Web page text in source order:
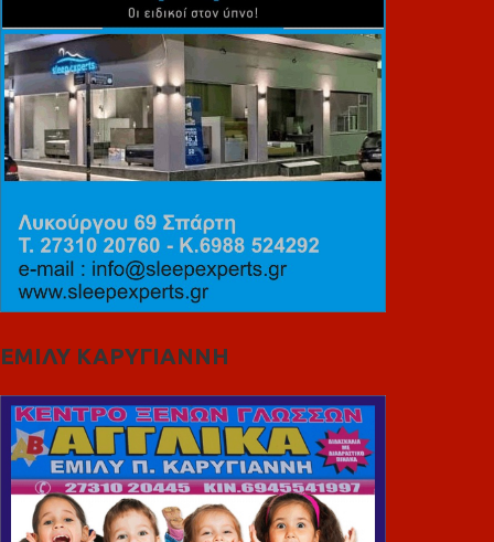
ΕΜΙΛΥ ΚΑΡΥΓΙΑΝΝΗ